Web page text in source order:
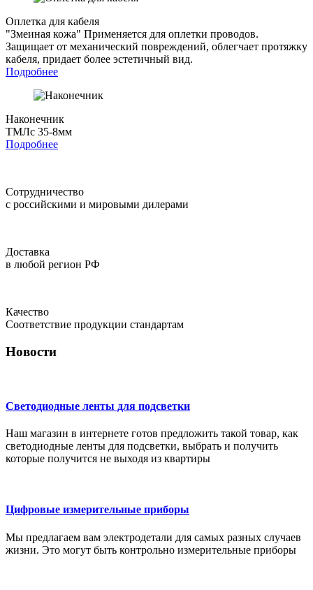
Оплетка для кабеля
"Змеиная кожа" Применяется для оплетки проводов.
Защищает от механический повреждений, облегчает протяжку
кабеля, придает более эстетичный вид.
Подробнее
Наконечник
ТМЛс 35-8мм
Подробнее
Сотрудничество
с российскими и мировыми дилерами
Доставка
в любой регион РФ
Качество
Соответствие продукции стандартам
Новости
Светодиодные ленты для подсветки
Наш магазин в интернете готов предложить такой товар, как
светодиодные ленты для подсветки, выбрать и получить
которые получится не выходя из квартиры
Цифровые измерительные приборы
Мы предлагаем вам электродетали для самых разных случаев
жизни. Это могут быть контрольно измерительные приборы